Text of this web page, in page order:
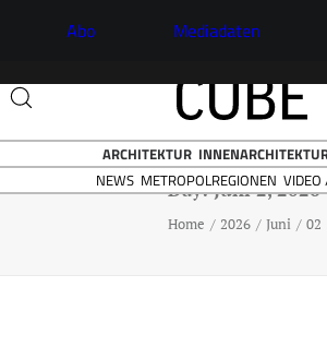
Abo Mediadaten
ARCHITEKTUR
NEWS METROPOLREGIONEN VIDEO
Day: Juni 2, 2026
Home 2026 Juni 02